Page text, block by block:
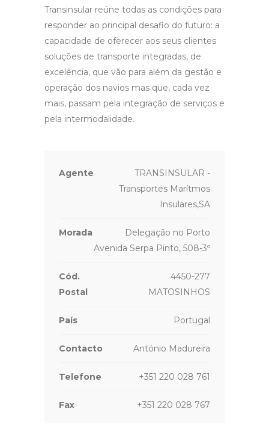
Transinsular reúne todas as condições para
responder ao principal desafio do futuro: a
capacidade de oferecer aos seus clientes
soluções de transporte integradas, de
excelência, que vão para além da gestão e
operação dos navios mas que, cada vez
mais, passam pela integração de serviços e
pela intermodalidade.
Agente
TRANSINSULAR -
Transportes Marítmos
Insulares,SA
Morada
Delegação no Porto
Avenida Serpa Pinto, 508-3º
Cód.
Postal
4450-277
MATOSINHOS
País Portugal
Contacto António Madureira
Telefone +351 220 028 761
Fax +351 220 028 767